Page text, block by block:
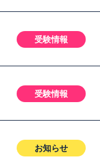
受験情報
受験情報
お知らせ